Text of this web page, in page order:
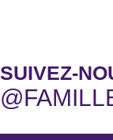
SUIVEZ-